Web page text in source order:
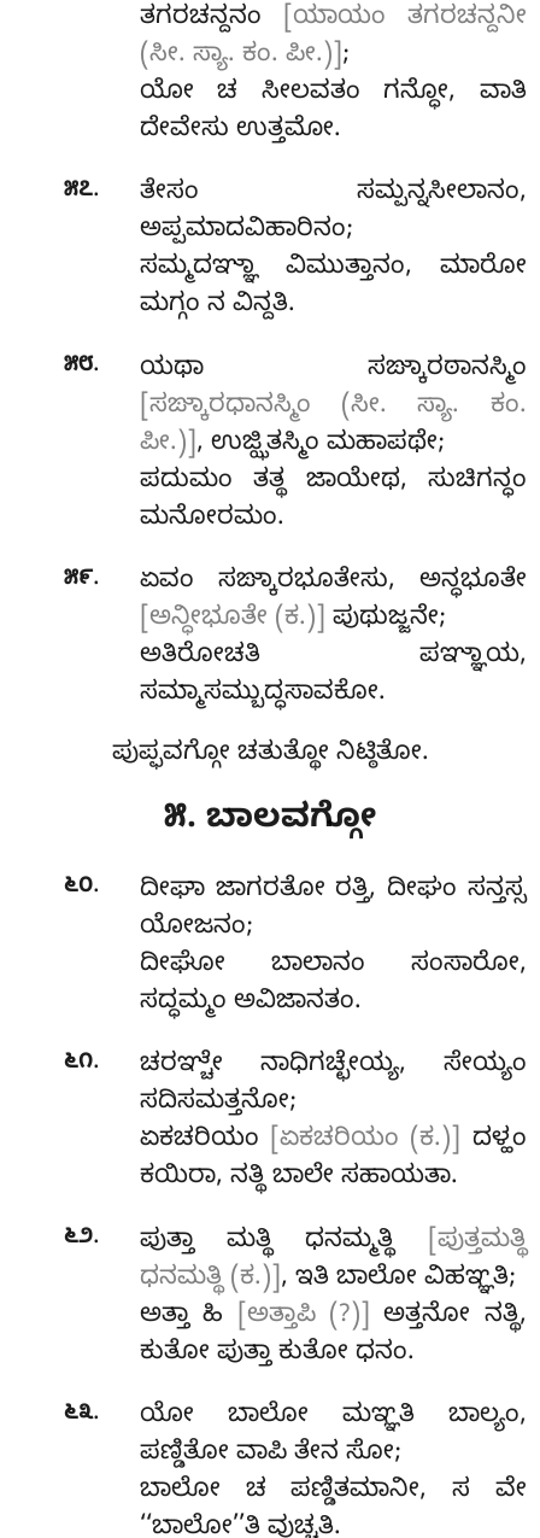
ತಗರಚನ್ದನಂ
[ಯಾಯಂ ತಗರಚನ್ದನೀ
(ಸೀ. ಸ್ಯಾ. ಕಂ. ಪೀ.)] ;
ಯೋ ಚ ಸೀಲವತಂ ಗನ್ಧೋ, ವಾತಿ
ದೇವೇಸು ಉತ್ತಮೋ.
೫೭.
ತೇಸಂ ಸಮ್ಪನ್ನಸೀಲಾನಂ,
ಅಪ್ಪಮಾದವಿಹಾರಿನಂ;
ಸಮ್ಮದಞ್ಞಾ ವಿಮುತ್ತಾನಂ, ಮಾರೋ
ಮಗ್ಗಂ ನ ವಿನ್ದತಿ.
೫೮.
ಯಥಾ ಸಙ್ಕಾರಠಾನಸ್ಮಿಂ
[ಸಙ್ಕಾರಧಾನಸ್ಮಿಂ (ಸೀ. ಸ್ಯಾ. ಕಂ.
ಪೀ.)] , ಉಜ್ಝಿತಸ್ಮಿಂ ಮಹಾಪಥೇ;
ಪದುಮಂ ತತ್ಥ ಜಾಯೇಥ, ಸುಚಿಗನ್ಧಂ
ಮನೋರಮಂ.
೫೯. ಏವಂ ಸಙ್ಕಾರಭೂತೇಸು, ಅನ್ಧಭೂತೇ
[ಅನ್ಧೀಭೂತೇ (ಕ.)] ಪುಥುಜ್ಜನೇ;
ಅತಿರೋಚತಿ ಪಞ್ಞಾಯ,
ಸಮ್ಮಾಸಮ್ಬುದ್ಧಸಾವಕೋ.
ಪುಪ್ಫವಗ್ಗೋ ಚತುತ್ಥೋ ನಿಟ್ಠಿತೋ.
೫. ಬಾಲವಗ್ಗೋ
೬೦. ದೀಘಾ ಜಾಗರತೋ ರತ್ತಿ, ದೀಘಂ ಸನ್ತಸ್ಸ
ಯೋಜನಂ;
ದೀಘೋ ಬಾಲಾನಂ ಸಂಸಾರೋ,
ಸದ್ಧಮ್ಮಂ ಅವಿಜಾನತಂ.
೬೧.
ಚರಞ್ಚೇ ನಾಧಿಗಚ್ಛೇಯ್ಯ, ಸೇಯ್ಯಂ
ಸದಿಸಮತ್ತನೋ;
ಏಕಚರಿಯಂ
[ಏಕಚರಿಯಂ (ಕ.)]
ದಳ್ಹಂ
ಕಯಿರಾ, ನತ್ಥಿ ಬಾಲೇ ಸಹಾಯತಾ.
೬೨. ಪುತ್ತಾ ಮತ್ಥಿ ಧನಮ್ಮತ್ಥಿ
[ಪುತ್ತಮತ್ಥಿ
ಧನಮತ್ಥಿ (ಕ.)] , ಇತಿ ಬಾಲೋ ವಿಹಞ್ಞತಿ;
ಅತ್ತಾ ಹಿ
[ಅತ್ತಾಪಿ (?)]
ಅತ್ತನೋ ನತ್ಥಿ,
ಕುತೋ ಪುತ್ತಾ ಕುತೋ ಧನಂ.
೬೩.
ಯೋ ಬಾಲೋ ಮಞ್ಞತಿ ಬಾಲ್ಯಂ,
ಪಣ್ಡಿತೋ ವಾಪಿ ತೇನ ಸೋ;
ಬಾಲೋ ಚ ಪಣ್ಡಿತಮಾನೀ, ಸ ವೇ
‘‘ಬಾಲೋ’’ತಿ ವುಚ್ಚತಿ.